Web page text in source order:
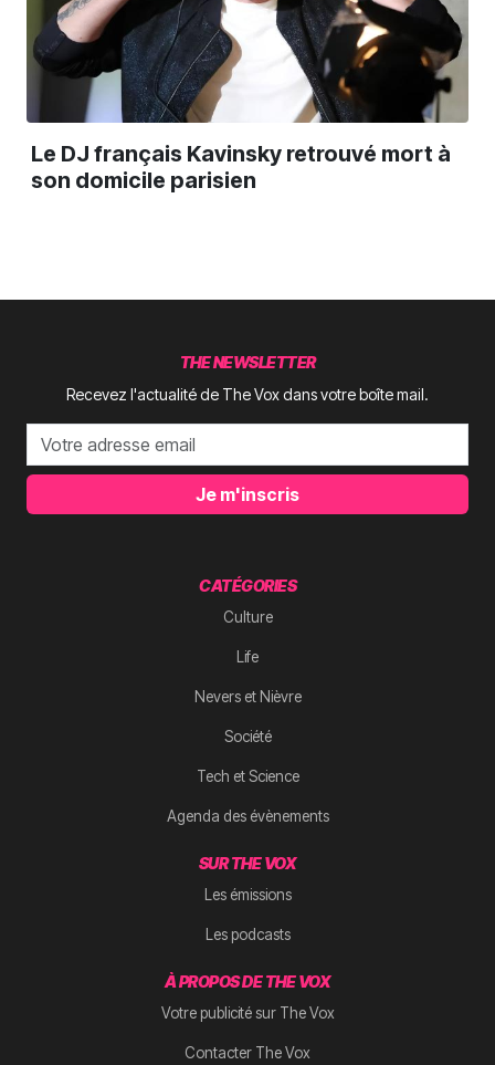
Le DJ français Kavinsky retrouvé mort à
son domicile parisien
THE NEWSLETTER
Recevez l'actualité de The Vox dans votre boîte mail.
Je m'inscris
CATÉGORIES
Culture
Life
Nevers et Nièvre
Société
Tech et Science
Agenda des évènements
SUR THE VOX
Les émissions
Les podcasts
À PROPOS DE THE VOX
Votre publicité sur The Vox
Contacter The Vox